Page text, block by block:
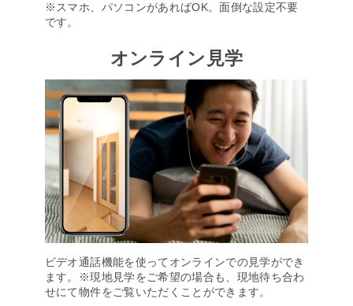
※スマホ、パソコンがあればOK。面倒な設定不要
です。
オンライン見学
ビデオ通話機能を使ってオンラインでの見学ができ
ます。※現地見学をご希望の場合も、現地待ち合わ
せにて物件をご覧いただくことができます。